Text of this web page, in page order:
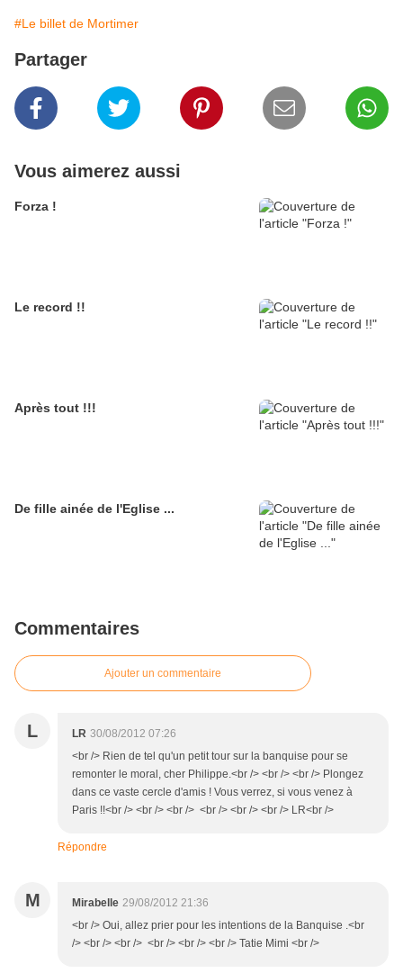
#Le billet de Mortimer
Partager
Vous aimerez aussi
Forza !
Le record !!
Après tout !!!
De fille ainée de l'Eglise ...
Commentaires
Ajouter un commentaire
L LR 30/08/2012 07:26
<br /> Rien de tel qu'un petit tour sur la banquise pour se
remonter le moral, cher Philippe.<br /> <br /> <br /> Plongez
dans ce vaste cercle d'amis ! Vous verrez, si vous venez à
Paris !!<br /> <br /> <br /> <br /> <br /> <br /> LR<br />
Répondre
M Mirabelle 29/08/2012 21:36
<br /> Oui, allez prier pour les intentions de la Banquise .<br
/> <br /> <br /> <br /> <br /> <br /> Tatie Mimi <br />